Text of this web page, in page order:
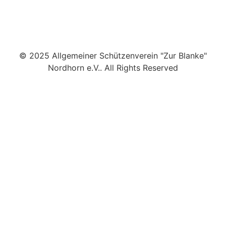
© 2025 Allgemeiner Schützenverein "Zur Blanke"
Nordhorn e.V.. All Rights Reserved